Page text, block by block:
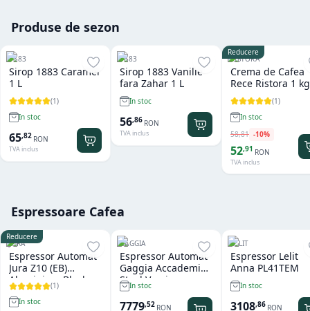
Produse de sezon
1883
Sirop 1883 Caramel
1 L
(1)
In stoc
65,82 RON
TVA inclus
1883
Sirop 1883 Vanilie
fara Zahar 1 L
In stoc
56,86 RON
TVA inclus
Reducere
RISTORA
Crema de Cafea
Rece Ristora 1 kg
(1)
In stoc
58,81 -10%
52,91 RON
TVA inclus
Espressoare Cafea
Reducere
JURA
Espressor Automat
Jura Z10 (EB)
Aluminium Black
(1)
In stoc
GAGGIA
Espressor Automat
Gaggia Accademia
Steel Version
In stoc
7779,52 RON
LELIT
Espressor Lelit
Anna PL41TEM
In stoc
3108,86 RON